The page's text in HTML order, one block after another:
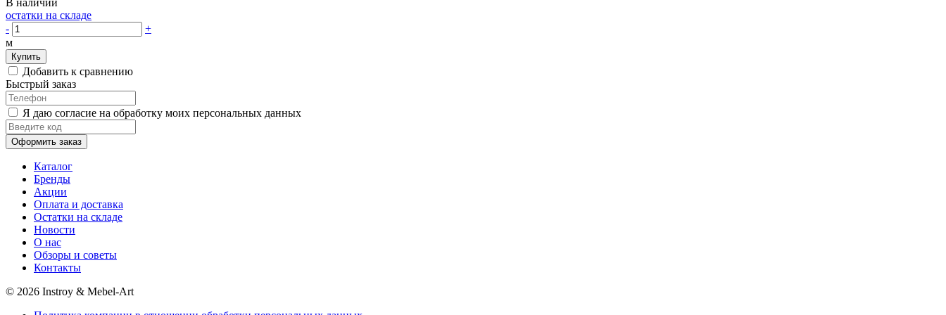
остатки на складе
-
+
м
Купить
Добавить к сравнению
Быстрый заказ
Я даю согласие на обработку моих персональных данных
Оформить заказ
Каталог
Бренды
Акции
Оплата и доставка
Остатки на складе
Новости
О нас
Обзоры и советы
Контакты
© 2026 Instroy & Mebel-Art